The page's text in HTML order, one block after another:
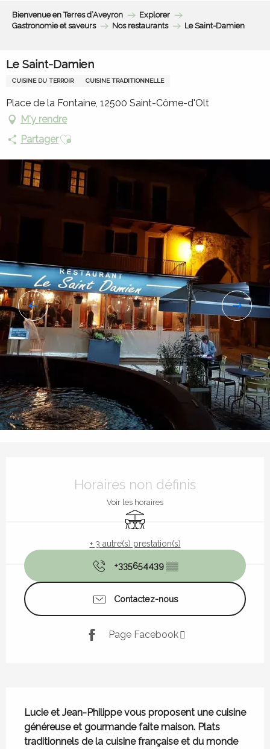
Bienvenue en Terres d’Aveyron
Explorer
Gastronomie et saveurs
Nos restaurants Le Saint-Damien
Le Saint-Damien
CUISINE DU TERROIR CUISINE TRADITIONNELLE
Place de la Fontaine, 12500 Saint-Côme-d'Olt
M'y rendre
PartagerAjouter aux favoris
Horaires non définis
Voir les horaires
Terrasse
+ 3 autre(s) prestation(s)
+335654439 ▒▒
Contactez-nous
Page Facebook
Lucie et Jean-Philippe vous proposent une cuisine
généreuse et gourmande faite maison. Plats
traditionnels de la cuisine française et du monde